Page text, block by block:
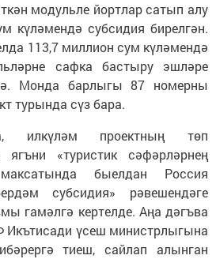
модульле йортлар сатып алу
күләмендә субсидия бирелгән.
113,7 миллион сум күләмендә
сафка бастыру эшләре
Монда барлыгы 87 номерны
турында сүз бара.
илкүләм проектның төп
ягъни «туристик сәфәрләрнең
быелдан Россия
субсидия» рәвешендәге
гамәлгә кертелде. Аңа дәгъва
Икътисади үсеш министрлыгына
тиеш, сайлап алынган